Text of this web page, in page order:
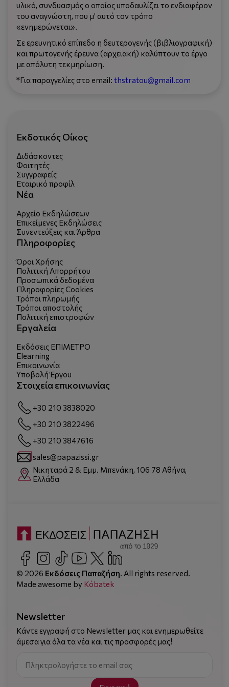
υλικό, συνδυασμός ο οποίος υποδαυλίζει το ενδιαφέρον
του αναγνώστη, που μ’ αυτό τον τρόπο
«ενημερώνεται».
Σε ερευνητικό επίπεδο η δευτερογενής (βιβλιογραφική)
και πρωτογενής έρευνα (αρχειακή) καλύπτουν το έργο
με απόλυτη τεκμηρίωση.
*Για παραγγελίες στο email: thstratou@gmail.com
Εκδοτικός Οίκος
Διδάσκοντες
Φοιτητές
Συγγραφείς
Εταιρικό προφίλ
Νέα
Αρχείο Εκδηλώσεων
Επικείμενες Εκδηλώσεις
Συνεντεύξεις και Άρθρα
Πληροφορίες
Όροι Χρήσης
Πολιτική Απορρήτου
Προσωπικά δεδομένα
Πληροφορίες Cookies
Τρόποι πληρωμής
Τρόποι αποστολής
Πολιτική επιστροφών
Εργαλεία
Εκδόσεις ΕΠΙΜΕΤΡΟ
Elearning
Επικοινωνία
Υποβολή Έργου
Στοιχεία επικοινωνίας
+30 210 3838020
+30 210 3822496
+30 210 3847616
sales@papazissi.gr
Νικηταρά 2 & Εμμ. Μπενάκη, 106 78 Αθήνα,
Ελλάδα
© 2026 Εκδόσεις Παπαζήση. All rights reserved.
Made awesome by Kόbatek
Newsletter
Κάντε εγγραφή στο Newsletter μας και ενημερωθείτε
άμεσα για όλα τα νέα και τις προσφορές μας!